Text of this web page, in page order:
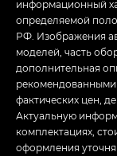
информационный
определяемой
РФ. Изображения
моделей, часть
дополнительная
рекомендованными
фактических цен,
Актуальную
комплектациях,
оформления